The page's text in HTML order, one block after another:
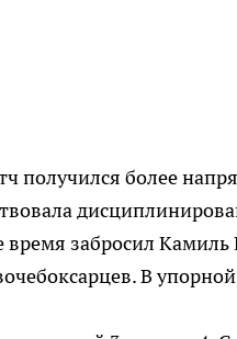
получился более
время забросил
В